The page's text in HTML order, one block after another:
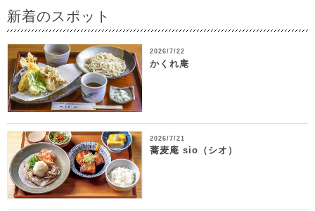
新着のスポット
2026/7/22
かくれ庵
2026/7/21
蕎麦庵 sio（シオ）